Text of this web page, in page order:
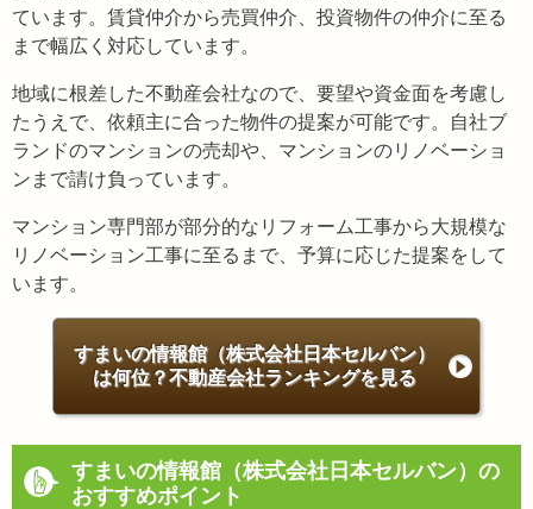
ています。賃貸仲介から売買仲介、投資物件の仲介に至る
まで幅広く対応しています。
地域に根差した不動産会社なので、要望や資金面を考慮し
たうえで、依頼主に合った物件の提案が可能です。自社ブ
ランドのマンションの売却や、マンションのリノベーショ
ンまで請け負っています。
マンション専門部が部分的なリフォーム工事から大規模な
リノベーション工事に至るまで、予算に応じた提案をして
います。
すまいの情報館（株式会社日本セルバン）
は何位？不動産会社ランキングを見る
すまいの情報館（株式会社日本セルバン）の
おすすめポイント